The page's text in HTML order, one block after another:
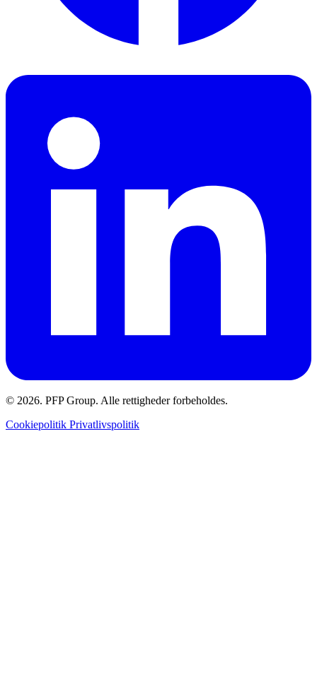
© 2026. PFP Group. Alle rettigheder forbeholdes.
Cookiepolitik Privatlivspolitik